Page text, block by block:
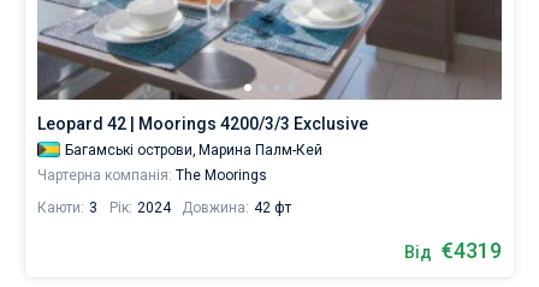
Leopard 42 | Moorings 4200/3/3 Exclusive
Багамські острови, Марина Палм-Кей
Чартерна компанія: The Moorings
Каюти: 3 Рік: 2024 Довжина: 42 фт
Від €4319